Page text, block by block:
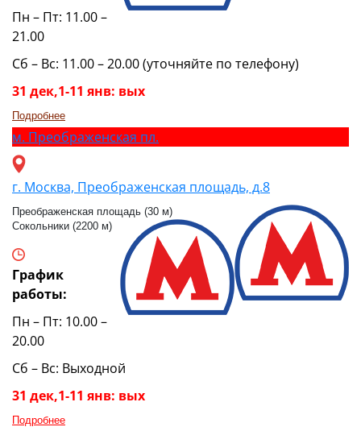
Пн – Пт: 11.00 –
21.00
Сб – Вс: 11.00 – 20.00 (уточняйте по телефону)
31 дек,1-11 янв: вых
Подробнее
м. Преображенская пл.
г. Москва, Преображенская площадь, д.8
Преображенская площадь (30 м)
Сокольники (2200 м)
График
работы:
Пн – Пт: 10.00 –
20.00
Сб – Вс: Выходной
31 дек,1-11 янв: вых
Подробнее